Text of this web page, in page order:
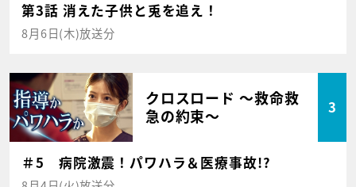
第3話 消えた子供と兎を追え！
8月6日(木)放送分
クロスロード ～救命救
急の約束～
3
＃5 病院激震！パワハラ＆医療事故!?